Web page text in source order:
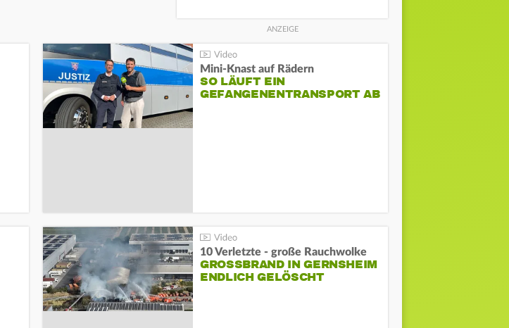
Mini-Knast auf Rädern
SO LÄUFT EIN
GEFANGENENTRANSPORT AB
10 Verletzte - große Rauchwolke
GROSSBRAND IN GERNSHEIM E
NDLICH GELÖSCHT